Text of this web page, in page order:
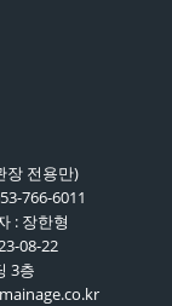
장 전용만)
766-6011
: 장한형
08-22
3층